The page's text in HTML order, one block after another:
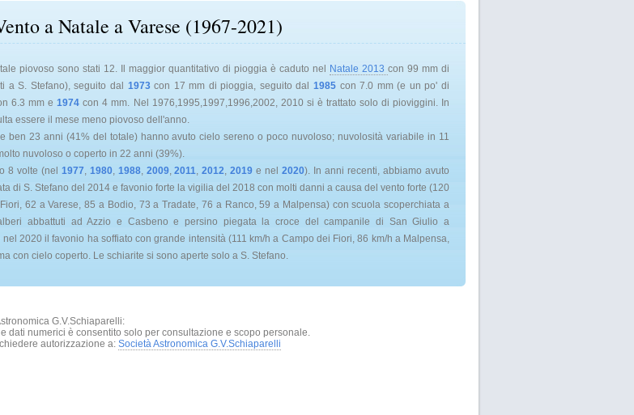
a Natale a Varese (1967-2021)
piovoso sono stati 12. Il maggior quantitativo di pioggia è caduto nel Natale 2013 con 99 mm di
a S. Stefano), seguito dal 1973con 17 mm di pioggia, seguito dal1985 con 7.0 mm (e un po' di
6.3 mm e1974 con 4 mm. Nel 1976,1995,1997,1996,2002, 2010 si è trattato solo di pioviggini. In
essere il mese meno piovoso dell'anno.
ben 23 anni (41% del totale) hanno avuto cielo sereno o poco nuvoloso; nuvolosità variabile in 11
nuvoloso o coperto in 22 anni (39%).
8 volte (nel 1977, 1980, 1988, 2009,2011,2012,2019 e nel2020). In anni recenti, abbiamo avuto
di S. Stefano del 2014 e favonio forte la vigilia del 2018 con molti danni a causa del vento forte (120
62 a Varese, 85 a Bodio, 73 a Tradate, 76 a Ranco, 59 a Malpensa) con scuola scoperchiata a
abbattuti ad Azzio e Casbeno e persino piegata la croce del campanile di San Giulio a
2020 il favonio ha soffiato con grande intensità (111 km/h a Campo dei Fiori, 86 km/h a Malpensa,
con cielo coperto. Le schiarite si sono aperte solo a S. Stefano.
G.V.Schiaparelli:
dati numerici è consentito solo per consultazione e scopo personale.
autorizzazione a: Società Astronomica G.V.Schiaparelli